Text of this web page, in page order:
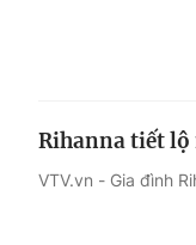
Rihanna tiết lộ
VTV.vn - Gia đình